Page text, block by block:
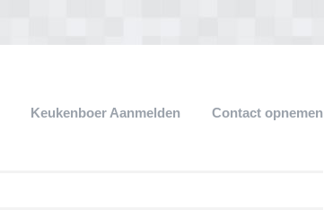
Keukenboer Aanmelden Contact opnemen